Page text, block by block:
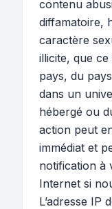
contenu
diffamatoire,
caractère
illicite, que
pays, du
dans un
hébergé ou
action peut
immédiat et
notification à
Internet si
L’adresse IP